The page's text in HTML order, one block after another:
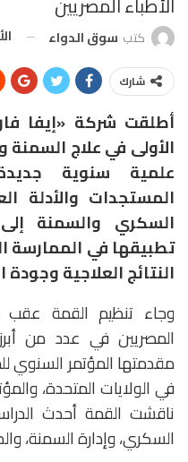
كتب سوق الدواء
شارك
أطلقت شركة «إيفا
علمية سنوية
المستجدات والأدلة
السكري والسمنة إلى
تطبيقها في الممارسة
النتائج العلاجية
وجاء تنظيم القمة
المصريين في عدد من
ناقشت القمة أحدث
السكري، وإدارة السمنة،